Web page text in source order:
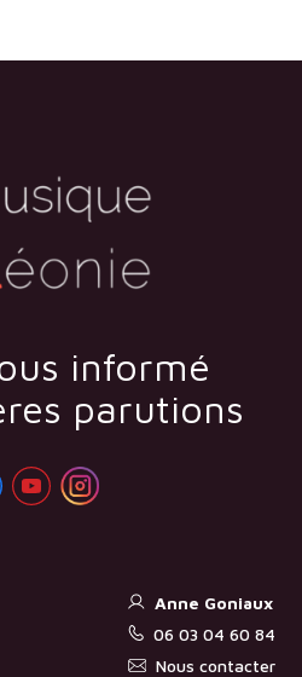
informé
parutions
Anne Goniaux
06 03 04 60 84
Nous contacter